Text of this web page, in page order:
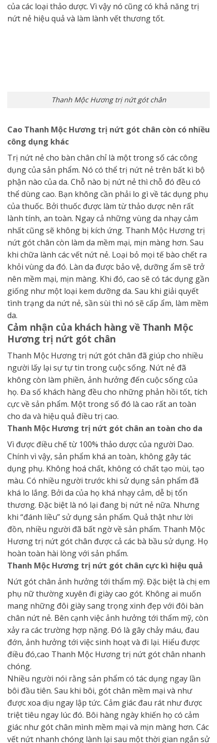
của các loại thảo dược. Vì vậy nó cũng có khả năng trị
nứt nẻ hiệu quả và làm lành vết thương tốt.
Thanh Mộc Hương trị nứt gót chân
Cao Thanh Mộc Hương trị nứt gót chân còn có nhiều
công dụng khác
Trị nứt nẻ cho bàn chân chỉ là một trong số các công
dụng của sản phẩm. Nó có thể trị nứt nẻ trên bất kì bộ
phận nào của da. Chỗ nào bị nứt nẻ thì chỗ đó đều có
thể dùng cao. Bạn không cần phải lo gì về tác dụng phụ
của thuốc. Bởi thuốc được làm từ thảo dược nên rất
lành tính, an toàn. Ngay cả những vùng da nhạy cảm
nhất cũng sẽ không bị kích ứng. Thanh Mộc Hương trị
nứt gót chân còn làm da mềm mại, mịn màng hơn. Sau
khi chữa lành các vết nứt nẻ. Loại bỏ mọi tế bào chết ra
khỏi vùng da đó. Làn da được bảo vệ, dưỡng ẩm sẽ trở
nên mềm mại, mịn màng. Khi đó, cao sẽ có tác dụng gần
giống như một loại kem dưỡng da. Sau khi giải quyết
tình trạng da nứt nẻ, sần sùi thì nó sẽ cấp ẩm, làm mềm
da.
Cảm nhận của khách hàng về Thanh Mộc
Hương trị nứt gót chân
Thanh Mộc Hương trị nứt gót chân đã giúp cho nhiều
người lấy lại sự tự tin trong cuộc sống. Nứt nẻ đã
không còn làm phiền, ảnh hưởng đến cuộc sống của
họ. Đa số khách hàng đều cho những phản hồi tốt, tích
cực về sản phẩm. Một trong số đó là cao rất an toàn
cho da và hiệu quả điều trị cao.
Thanh Mộc Hương trị nứt gót chân an toàn cho da
Vì được điều chế từ 100% thảo dược của người Dao.
Chính vì vậy, sản phẩm khá an toàn, không gây tác
dụng phụ. Không hoá chất, không có chất tạo mùi, tạo
màu. Có nhiều người trước khi sử dụng sản phẩm đã
khá lo lắng. Bởi da của họ khá nhạy cảm, dễ bị tổn
thương. Đặc biệt là nó lại đang bị nứt nẻ nữa. Nhưng
khi “đánh liều” sử dụng sản phẩm. Quả thật như lời
đồn, nhiều người đã bất ngờ về sản phẩm. Thanh Mộc
Hương trị nứt gót chân được cả các bà bầu sử dụng. Họ
hoàn toàn hài lòng với sản phẩm.
Thanh Mộc Hương trị nứt gót chân cực kì hiệu quả
Nứt gót chân ảnh hưởng tới thẩm mỹ. Đặc biệt là chị em
phụ nữ thường xuyên đi giày cao gót. Không ai muốn
mang những đôi giày sang trọng xinh đẹp với đôi bàn
chân nứt nẻ. Bên cạnh việc ảnh hưởng tới thẩm mỹ, còn
xảy ra các trường hợp nặng. Đó là gây chảy máu, đau
đớn, ảnh hưởng tới việc sinh hoạt và đi lại. Hiểu được
điều đó,cao Thanh Mộc Hương trị nứt gót chân nhanh
chóng.
Nhiều người nói rằng sản phẩm có tác dụng ngay lần
bôi đầu tiên. Sau khi bôi, gót chân mềm mại và như
được xoa dịu ngay lập tức. Cảm giác đau rát như được
triệt tiêu ngay lúc đó. Bôi hàng ngày khiến họ có cảm
giác như gót chân mình mềm mại và mịn màng hơn. Các
vết nứt nhanh chóng lành lại sau một thời gian ngắn sử